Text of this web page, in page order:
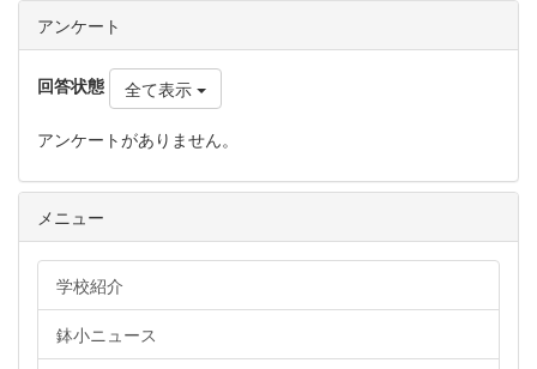
アンケート
回答状態 全て表示
アンケートがありません。
メニュー
学校紹介
鉢小ニュース